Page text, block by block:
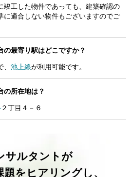
竣工した物件であっても、建築確認の
に適合しない物件もございますのでご
の最寄り駅はどこですか？
、 池上線が利用可能です。
の所在地は？
２丁目４－６
サルタントが
をヒアリングし、